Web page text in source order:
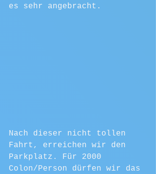
es sehr angebracht.
Nach dieser nicht tollen
Fahrt, erreichen wir den
Parkplatz. Für 2000
Colon/Person dürfen wir das